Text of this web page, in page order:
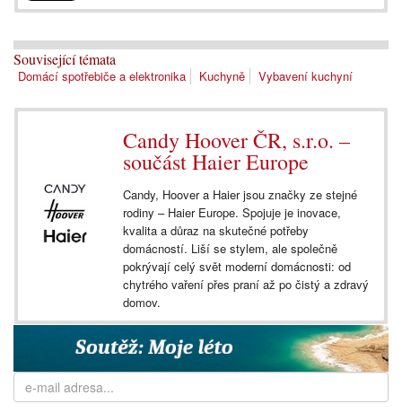
Související témata
Domácí spotřebiče a elektronika Kuchyně Vybavení kuchyní
Candy Hoover ČR, s.r.o. –
součást Haier Europe
Candy, Hoover a Haier jsou značky ze stejné
rodiny – Haier Europe. Spojuje je inovace,
kvalita a důraz na skutečné potřeby
domácností. Liší se stylem, ale společně
pokrývají celý svět moderní domácnosti: od
chytrého vaření přes praní až po čistý a zdravý
domov.